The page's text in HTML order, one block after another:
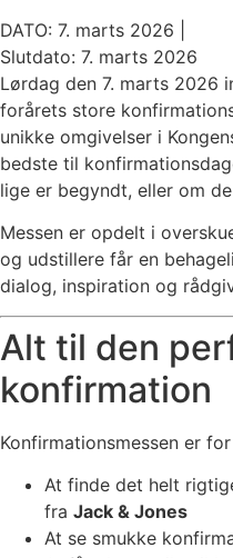
DATO: 7. marts 2026 |
Slutdato: 7. marts 2026
Lørdag den 7. marts 2026
forårets store
unikke omgivelser i
bedste til
lige er begyndt, eller om
Messen er opdelt i
og udstillere får en
dialog, inspiration og
Alt til den
konfirmation
Konfirmationsmessen er
At finde det helt
fra Jack & Jones
At se smukke